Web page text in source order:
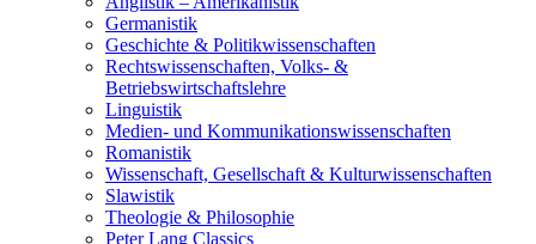
Germanistik
Geschichte & Politikwissenschaften
Rechtswissenschaften, Volks- &
Betriebswirtschaftslehre
Linguistik
Medien- und Kommunikationswissenschaften
Romanistik
Wissenschaft, Gesellschaft & Kulturwissenschaften
Slawistik
Theologie & Philosophie
Peter Lang Classics